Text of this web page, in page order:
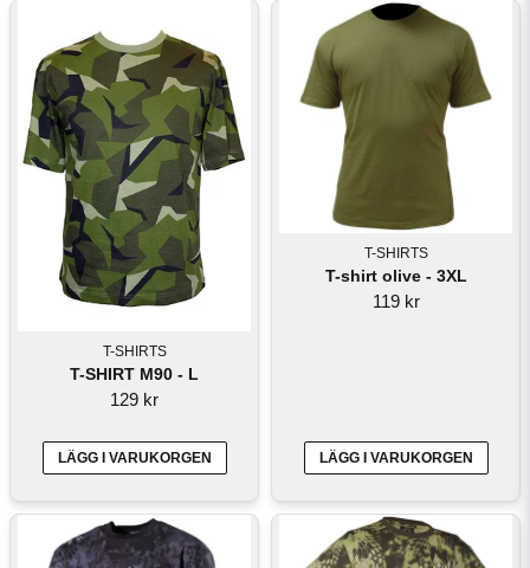
T-SHIRTS
T-SHIRT M90 - L
129 kr
LÄGG I VARUKORGEN
T-SHIRTS
T-shirt olive - 3XL
119 kr
LÄGG I VARUKORGEN